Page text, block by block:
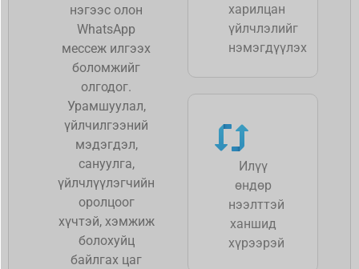
нэгээс олон
WhatsApp
мессеж илгээх
боломжийг
олгодог.
Урамшуулал,
үйлчилгээний
мэдэгдэл,
сануулга,
үйлчлүүлэгчийн
оролцоог
хүчтэй, хэмжиж
болохуйц
байлгах цаг
харилцан
үйлчлэлийг
нэмэгдүүлэх
Илүү
өндөр
нээлттэй
ханшид
хүрээрэй